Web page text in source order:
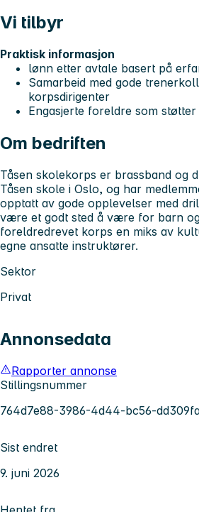
Vi tilbyr
Praktisk informasjon
lønn etter avtale basert på
Samarbeid med gode
korpsdirigenter
Engasjerte foreldre som
Om bedriften
Tåsen skolekorps er brassband og
Tåsen skole i Oslo, og har
opptatt av gode opplevelser med
være et godt sted å være for barn
foreldredrevet korps en miks av
egne ansatte instruktører.
Sektor
Privat
Annonsedata
Rapporter annonse
Stillingsnummer
764d7e88-3986-4d44-bc56-
Sist endret
9. juni 2026